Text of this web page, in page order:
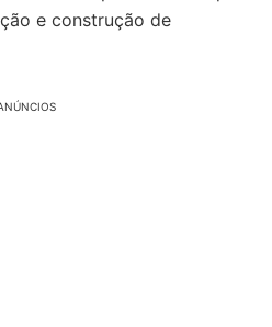
e construção de